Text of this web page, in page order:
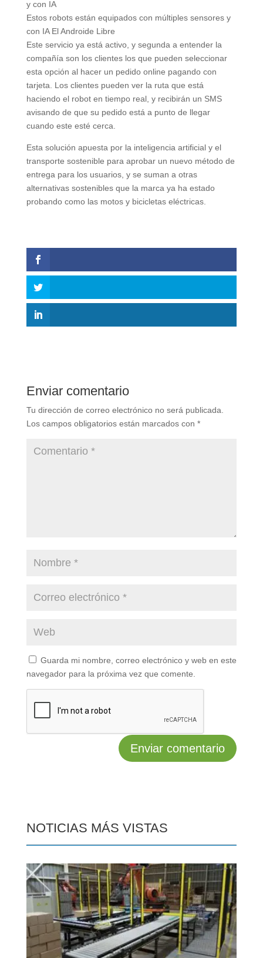
Estos robots están equipados con múltiples sensores y
con IA El Androide Libre
Este servicio ya está activo, y segunda a entender la
compañía son los clientes los que pueden seleccionar
esta opción al hacer un pedido online pagando con
tarjeta. Los clientes pueden ver la ruta que está
haciendo el robot en tiempo real, y recibirán un SMS
avisando de que su pedido está a punto de llegar
cuando este esté cerca.
Esta solución apuesta por la inteligencia artificial y el
transporte sostenible para aprobar un nuevo método de
entrega para los usuarios, y se suman a otras
alternativas sostenibles que la marca ya ha estado
probando como las motos y bicicletas eléctricas.
Enviar comentario
Tu dirección de correo electrónico no será publicada.
Los campos obligatorios están marcados con *
Guarda mi nombre, correo electrónico y web en este
navegador para la próxima vez que comente.
NOTICIAS MÁS VISTAS